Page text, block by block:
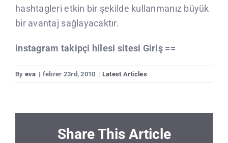
hashtagleri etkin bir şekilde kullanmanız büyük
bir avantaj sağlayacaktır.
instagram takipçi hilesi sitesi Giriş ==
By eva | febrer 23rd, 2010 | Latest Articles
Share This Article